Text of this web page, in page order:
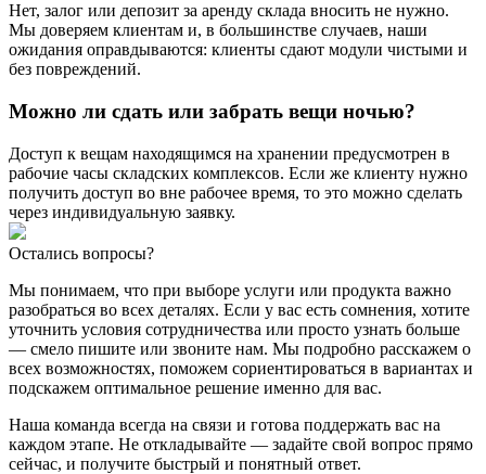
Нет, залог или депозит за аренду склада вносить не нужно.
Мы доверяем клиентам и, в большинстве случаев, наши
ожидания оправдываются: клиенты сдают модули чистыми и
без повреждений.
Можно ли сдать или забрать вещи ночью?
Доступ к вещам находящимся на хранении предусмотрен в
рабочие часы складских комплексов. Если же клиенту нужно
получить доступ во вне рабочее время, то это можно сделать
через индивидуальную заявку.
Остались вопросы?
Мы понимаем, что при выборе услуги или продукта важно
разобраться во всех деталях. Если у вас есть сомнения, хотите
уточнить условия сотрудничества или просто узнать больше
— смело пишите или звоните нам. Мы подробно расскажем о
всех возможностях, поможем сориентироваться в вариантах и
подскажем оптимальное решение именно для вас.
Наша команда всегда на связи и готова поддержать вас на
каждом этапе. Не откладывайте — задайте свой вопрос прямо
сейчас, и получите быстрый и понятный ответ.